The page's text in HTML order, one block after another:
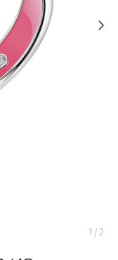
1 / 2